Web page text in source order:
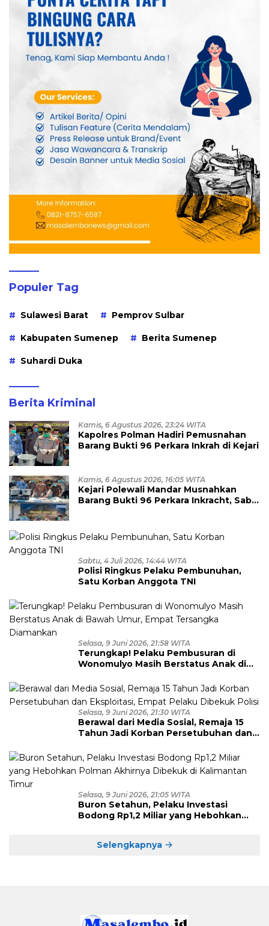
Populer Tag
Sulawesi Barat Pemprov Sulbar
Kabupaten Sumenep Berita Sumenep
Suhardi Duka
Berita Kriminal
Kamis, 6 Agustus 2026, 23:24 WITA
Kapolres Polman Hadiri Pemusnahan
Barang Bukti 96 Perkara Inkrah di Kejari
Kamis, 6 Agustus 2026, 16:05 WITA
Kejari Polewali Mandar Musnahkan
Barang Bukti 96 Perkara Inkracht, Sabu
Sabtu, 4 Juli 2026, 14:44 WITA
Polisi Ringkus Pelaku Pembunuhan,
Satu Korban Anggota TNI
Selasa, 9 Juni 2026, 21:58 WITA
Terungkap! Pelaku Pembusuran di
Wonomulyo Masih Berstatus Anak di
Diamankan
Selasa, 9 Juni 2026, 21:30 WITA
Berawal dari Media Sosial, Remaja 15
Tahun Jadi Korban Persetubuhan dan
Polisi
Selasa, 9 Juni 2026, 21:05 WITA
Buron Setahun, Pelaku Investasi
Bodong Rp1,2 Miliar yang Hebohkan
Selengkapnya